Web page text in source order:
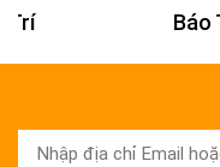
Báo Thanh Niên